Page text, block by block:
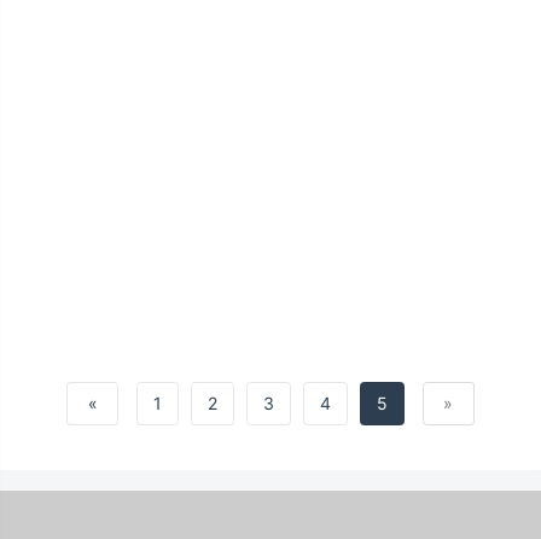
« 1 2 3 4 5 »